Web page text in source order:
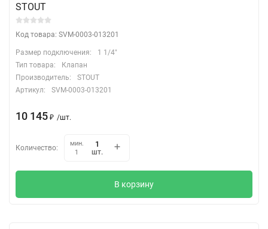
STOUT
Код товара: SVM-0003-013201
Размер подключения:
1 1/4"
Тип товара:
Клапан
Производитель:
STOUT
Артикул:
SVM-0003-013201
10 145 ₽ /шт.
Количество:
мин.
1
шт.
В корзину